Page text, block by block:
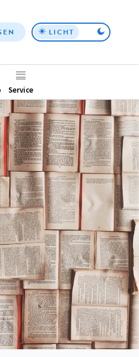
Top
LICHT
Service